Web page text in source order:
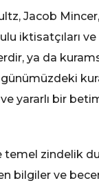
Jacob
iktisatçıları
ya da
yararlı bir
zindelik
bilgiler ve